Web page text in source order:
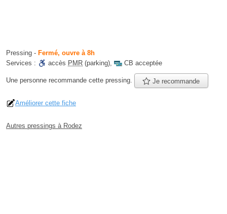
Pressing - Fermé, ouvre à 8h
Services :
accès PMR (parking), CB acceptée
Une personne recommande cette pressing. Je recommande
Améliorer cette fiche
Autres pressings à Rodez